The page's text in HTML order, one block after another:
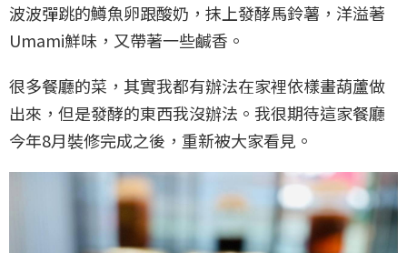
波波彈跳的鱒魚卵跟酸奶，抹上發酵馬鈴薯，洋溢著
Umami鮮味，又帶著一些鹹香。
很多餐廳的菜，其實我都有辦法在家裡依樣畫葫蘆做
出來，但是發酵的東西我沒辦法。我很期待這家餐廳
今年8月裝修完成之後，重新被大家看見。